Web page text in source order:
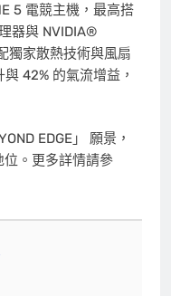
5 電競主機 ，最高搭
器與 NVIDIA®
獨家散熱技術與風扇
42% 的氣流增益，
EDGE」 願景，
。更多詳情請參